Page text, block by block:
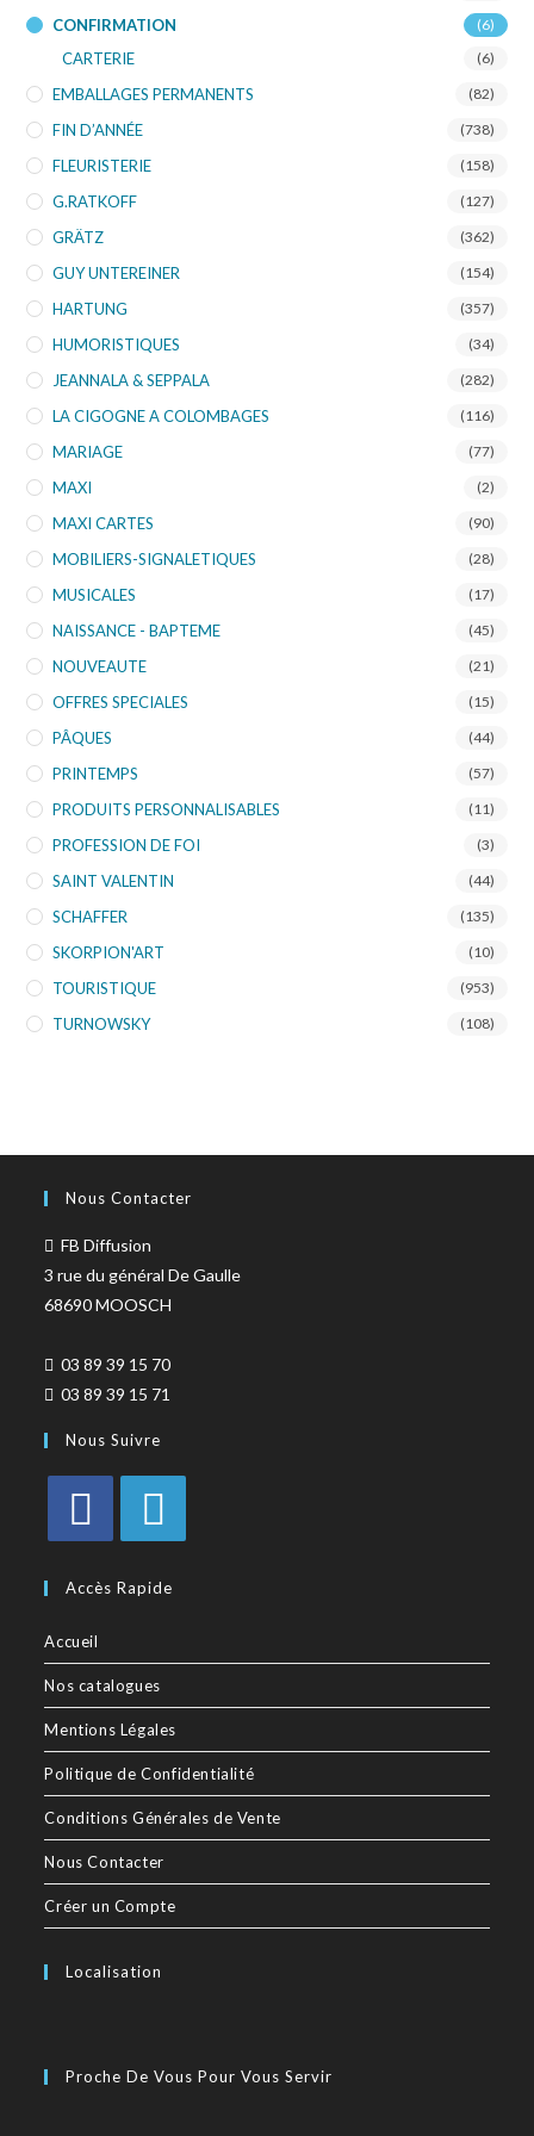
CONFIRMATION (6)
CARTERIE (6)
EMBALLAGES PERMANENTS (82)
FIN D’ANNÉE (738)
FLEURISTERIE (158)
G.RATKOFF (127)
GRÄTZ (362)
GUY UNTEREINER (154)
HARTUNG (357)
HUMORISTIQUES (34)
JEANNALA & SEPPALA (282)
LA CIGOGNE A COLOMBAGES (116)
MARIAGE (77)
MAXI (2)
MAXI CARTES (90)
MOBILIERS-SIGNALETIQUES (28)
MUSICALES (17)
NAISSANCE - BAPTEME (45)
NOUVEAUTE (21)
OFFRES SPECIALES (15)
PÂQUES (44)
PRINTEMPS (57)
PRODUITS PERSONNALISABLES (11)
PROFESSION DE FOI (3)
SAINT VALENTIN (44)
SCHAFFER (135)
SKORPION'ART (10)
TOURISTIQUE (953)
TURNOWSKY (108)
Nous Contacter
FB Diffusion
3 rue du général De Gaulle
68690 MOOSCH
03 89 39 15 70
03 89 39 15 71
Nous Suivre
Accès Rapide
Accueil
Nos catalogues
Mentions Légales
Politique de Confidentialité
Conditions Générales de Vente
Nous Contacter
Créer un Compte
Localisation
Proche De Vous Pour Vous Servir